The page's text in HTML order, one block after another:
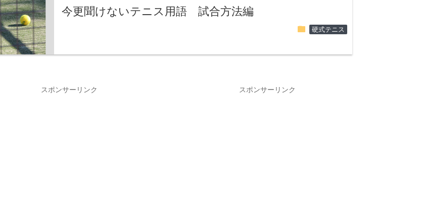
今更聞けないテニス用語 試合方法編
folder 硬式テニス
スポンサーリンク スポンサーリンク